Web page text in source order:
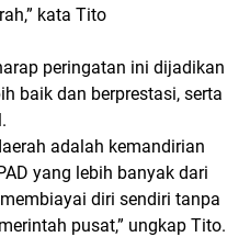
kata Tito
peringatan ini dijadikan
baik dan berprestasi, serta
adalah kemandirian
yang lebih banyak dari
diri sendiri tanpa
pusat,” ungkap Tito.